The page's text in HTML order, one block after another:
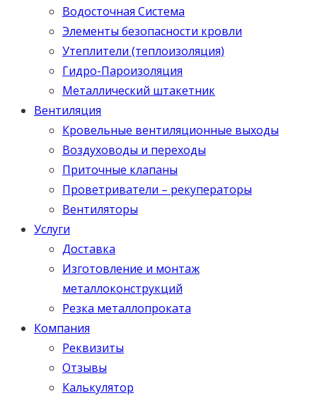
Водосточная Система
Элементы безопасности кровли
Утеплители (теплоизоляция)
Гидро-Пароизоляция
Металлический штакетник
Вентиляция
Кровельные вентиляционные выходы
Воздуховоды и переходы
Приточные клапаны
Проветриватели – рекуператоры
Вентиляторы
Услуги
Доставка
Изготовление и монтаж
металлоконструкций
Резка металлопроката
Компания
Реквизиты
Отзывы
Калькулятор